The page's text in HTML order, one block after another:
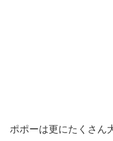
ポポーは更にたくさん